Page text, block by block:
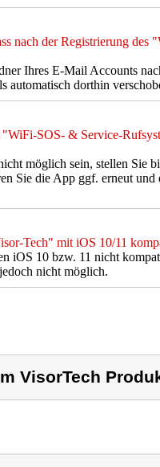
nach der Registrierung
Ihres E-Mail Accounts
automatisch dorthin
SOS- & Service-
möglich sein, stellen Sie
Sie die App ggf. erneut
Tech" mit iOS 10/11
iOS 10 bzw. 11 nicht
nicht möglich.
VisorTech